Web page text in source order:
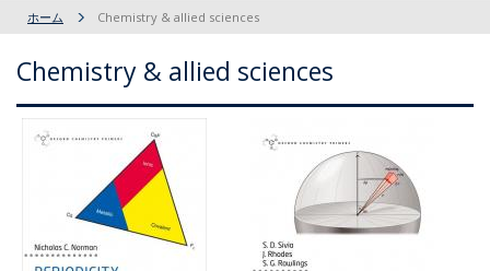
ホーム Chemistry & allied sciences
Chemistry & allied sciences